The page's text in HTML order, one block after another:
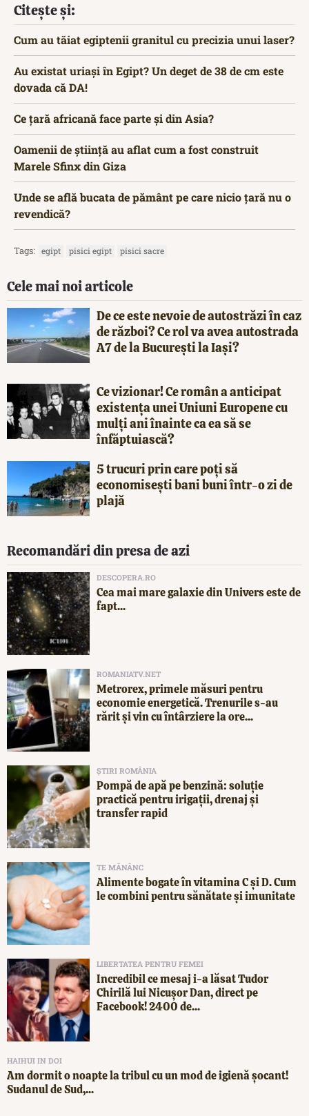
Citește și:
Cum au tăiat egiptenii granitul cu precizia unui laser?
Au existat uriași în Egipt? Un deget de 38 de cm este
dovada că DA!
Ce țară africană face parte și din Asia?
Oamenii de știință au aflat cum a fost construit
Marele Sfinx din Giza
Unde se află bucata de pământ pe care nicio țară nu o
revendică?
Tags: egipt pisici egipt pisici sacre
Cele mai noi articole
De ce este nevoie de autostrăzi în caz
de război? Ce rol va avea autostrada
A7 de la București la Iași?
Ce vizionar! Ce român a anticipat
existența unei Uniuni Europene cu
mulți ani înainte ca ea să se
înfăptuiască?
5 trucuri prin care poți să
economisești bani buni într-o zi de
plajă
Recomandări din presa de azi
DESCOPERA.RO
Cea mai mare galaxie din Univers este de
fapt...
ROMANIATV.NET
Metrorex, primele măsuri pentru
economie energetică. Trenurile s-au
rărit și vin cu întârziere la ore...
ȘTIRI ROMÂNIA
Pompă de apă pe benzină: soluție
practică pentru irigații, drenaj și
transfer rapid
TE MĂNÂNC
Alimente bogate în vitamina C și D. Cum
le combini pentru sănătate și imunitate
LIBERTATEA PENTRU FEMEI
Incredibil ce mesaj i-a lăsat Tudor
Chirilă lui Nicușor Dan, direct pe
Facebook! 2400 de...
HAIHUI IN DOI
Am dormit o noapte la tribul cu un mod de igienă șocant!
Sudanul de Sud,...